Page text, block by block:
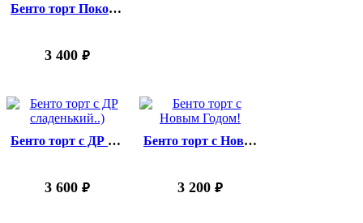
Бенто торт Покорителю вершин!
3 400 руб.
Бенто торт с ДР сладенький..)
3 600 руб.
Бенто торт с Новым Годом!
3 200 руб.